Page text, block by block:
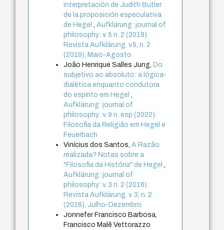
interpretación de Judith Butler
de la proposición especulativa
de Hegel
,Aufklärung: journal of
philosophy: v. 5 n. 2 (2018):
Revista Aufklärung. v.5, n. 2
(2019), Maio-Agosto
João Henrique Salles Jung,Do
subjetivo ao absoluto: a lógica-
dialética enquanto condutora
do espírito em Hegel
Aufklärung: journal of
philosophy: v. 9 n. esp (2022):
Filosofia da Religião em Hegel e
Feuerbach
Vinícius dos Santos,A Razão
realizada? Notas sobre a
"Filosofia da História" de Hegel
Aufklärung: journal of
philosophy: v. 3 n. 2 (2016):
Revista Aufklärung. v. 3, n. 2
(2016), Julho-Dezembro
Jonnefer Francisco Barbosa,
Francisco Malê Vettorazzo